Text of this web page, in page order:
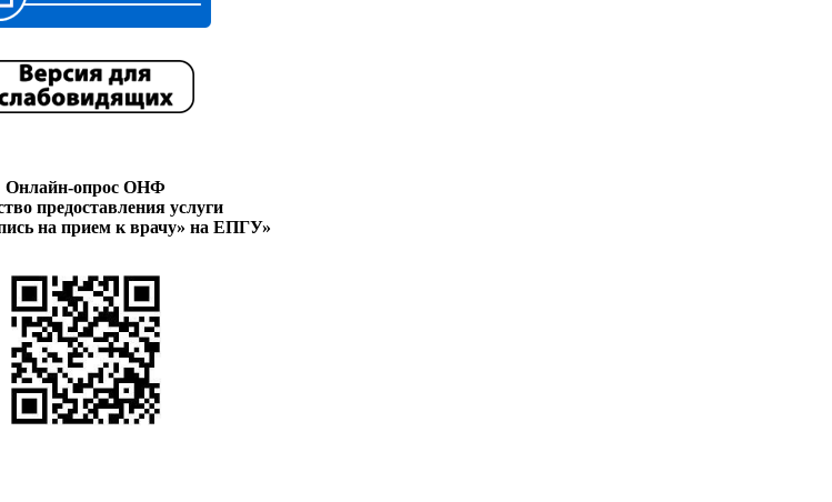
Онлайн-опрос ОНФ
предоставления услуги
на прием к врачу» на ЕПГУ»